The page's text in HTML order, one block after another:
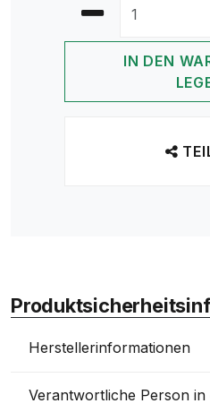
IN DEN
Herstellerinformationen
Verantwortliche Person in